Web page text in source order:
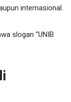
internasional.
slogan “UNIB